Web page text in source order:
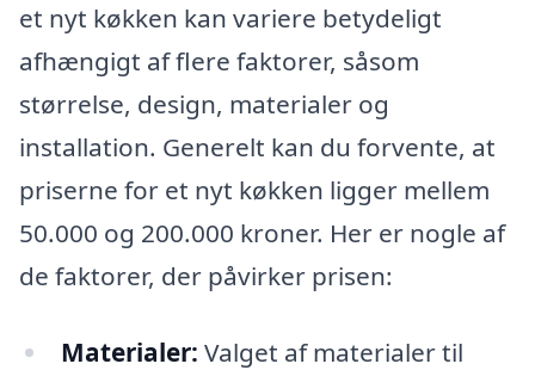
et nyt køkken kan variere betydeligt
afhængigt af flere faktorer, såsom
størrelse, design, materialer og
installation. Generelt kan du forvente, at
priserne for et nyt køkken ligger mellem
50.000 og 200.000 kroner. Her er nogle af
de faktorer, der påvirker prisen:
Materialer: Valget af materialer til